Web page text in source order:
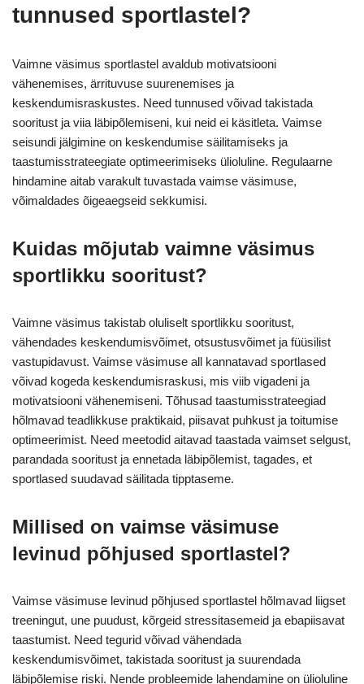
tunnused sportlastel?
Vaimne väsimus sportlastel avaldub motivatsiooni
vähenemises, ärrituvuse suurenemises ja
keskendumisraskustes. Need tunnused võivad takistada
sooritust ja viia läbipõlemiseni, kui neid ei käsitleta. Vaimse
seisundi jälgimine on keskendumise säilitamiseks ja
taastumisstrateegiate optimeerimiseks ülioluline. Regulaarne
hindamine aitab varakult tuvastada vaimse väsimuse,
võimaldades õigeaegseid sekkumisi.
Kuidas mõjutab vaimne väsimus
sportlikku sooritust?
Vaimne väsimus takistab oluliselt sportlikku sooritust,
vähendades keskendumisvõimet, otsustusvõimet ja füüsilist
vastupidavust. Vaimse väsimuse all kannatavad sportlased
võivad kogeda keskendumisraskusi, mis viib vigadeni ja
motivatsiooni vähenemiseni. Tõhusad taastumisstrateegiad
hõlmavad teadlikkuse praktikaid, piisavat puhkust ja toitumise
optimeerimist. Need meetodid aitavad taastada vaimset selgust,
parandada sooritust ja ennetada läbipõlemist, tagades, et
sportlased suudavad säilitada tipptaseme.
Millised on vaimse väsimuse
levinud põhjused sportlastel?
Vaimse väsimuse levinud põhjused sportlastel hõlmavad liigset
treeningut, une puudust, kõrgeid stressitasemeid ja ebapiisavat
taastumist. Need tegurid võivad vähendada
keskendumisvõimet, takistada sooritust ja suurendada
läbipõlemise riski. Nende probleemide lahendamine on ülioluline